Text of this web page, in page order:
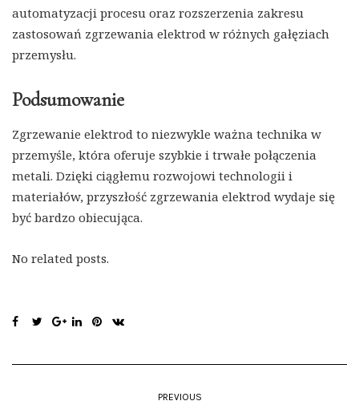
automatyzacji procesu oraz rozszerzenia zakresu
zastosowań zgrzewania elektrod w różnych gałęziach
przemysłu.
Podsumowanie
Zgrzewanie elektrod to niezwykle ważna technika w
przemyśle, która oferuje szybkie i trwałe połączenia
metali. Dzięki ciągłemu rozwojowi technologii i
materiałów, przyszłość zgrzewania elektrod wydaje się
być bardzo obiecująca.
No related posts.
PREVIOUS